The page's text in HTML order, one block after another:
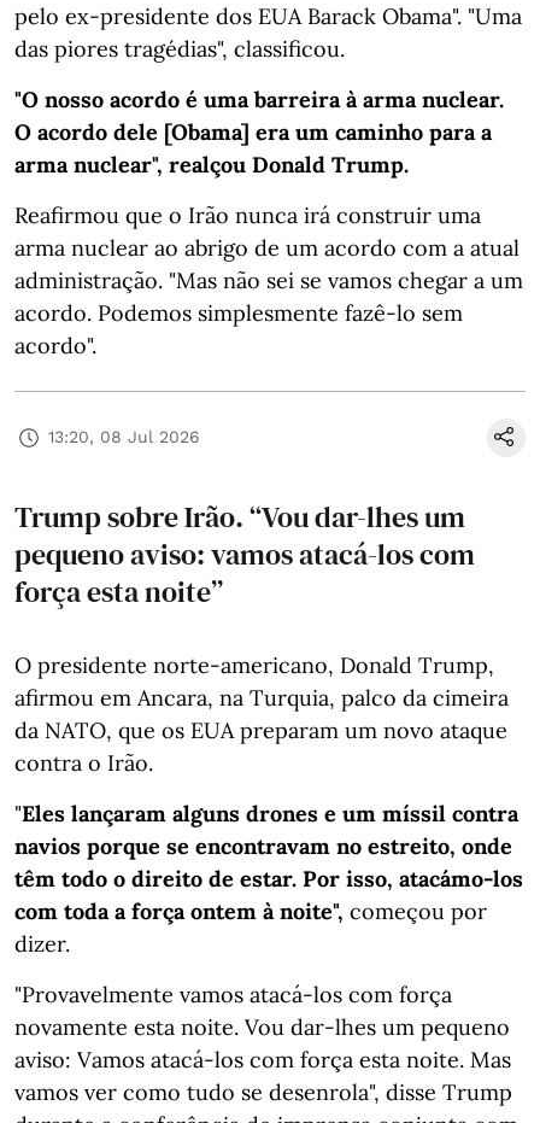
pelo ex-presidente dos EUA Barack Obama". "Uma
das piores tragédias", classificou.
"O nosso acordo é uma barreira à arma nuclear.
O acordo dele [Obama] era um caminho para a
arma nuclear", realçou Donald Trump.
Reafirmou que o Irão nunca irá construir uma
arma nuclear ao abrigo de um acordo com a atual
administração. "Mas não sei se vamos chegar a um
acordo. Podemos simplesmente fazê-lo sem
acordo".
13:20, 08 Jul 2026
Trump sobre Irão. “Vou dar-lhes um
pequeno aviso: vamos atacá-los com
força esta noite”
O presidente norte-americano, Donald Trump,
afirmou em Ancara, na Turquia, palco da cimeira
da NATO, que os EUA preparam um novo ataque
contra o Irão.
"Eles lançaram alguns drones e um míssil contra
navios porque se encontravam no estreito, onde
têm todo o direito de estar. Por isso, atacámo-los
com toda a força ontem à noite", começou por
dizer.
"Provavelmente vamos atacá-los com força
novamente esta noite. Vou dar-lhes um pequeno
aviso: Vamos atacá-los com força esta noite. Mas
vamos ver como tudo se desenrola", disse Trump